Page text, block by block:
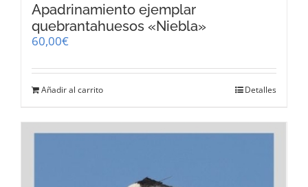
Apadrinamiento ejemplar
quebrantahuesos «Niebla»
60,00€
Añadir al carrito Detalles